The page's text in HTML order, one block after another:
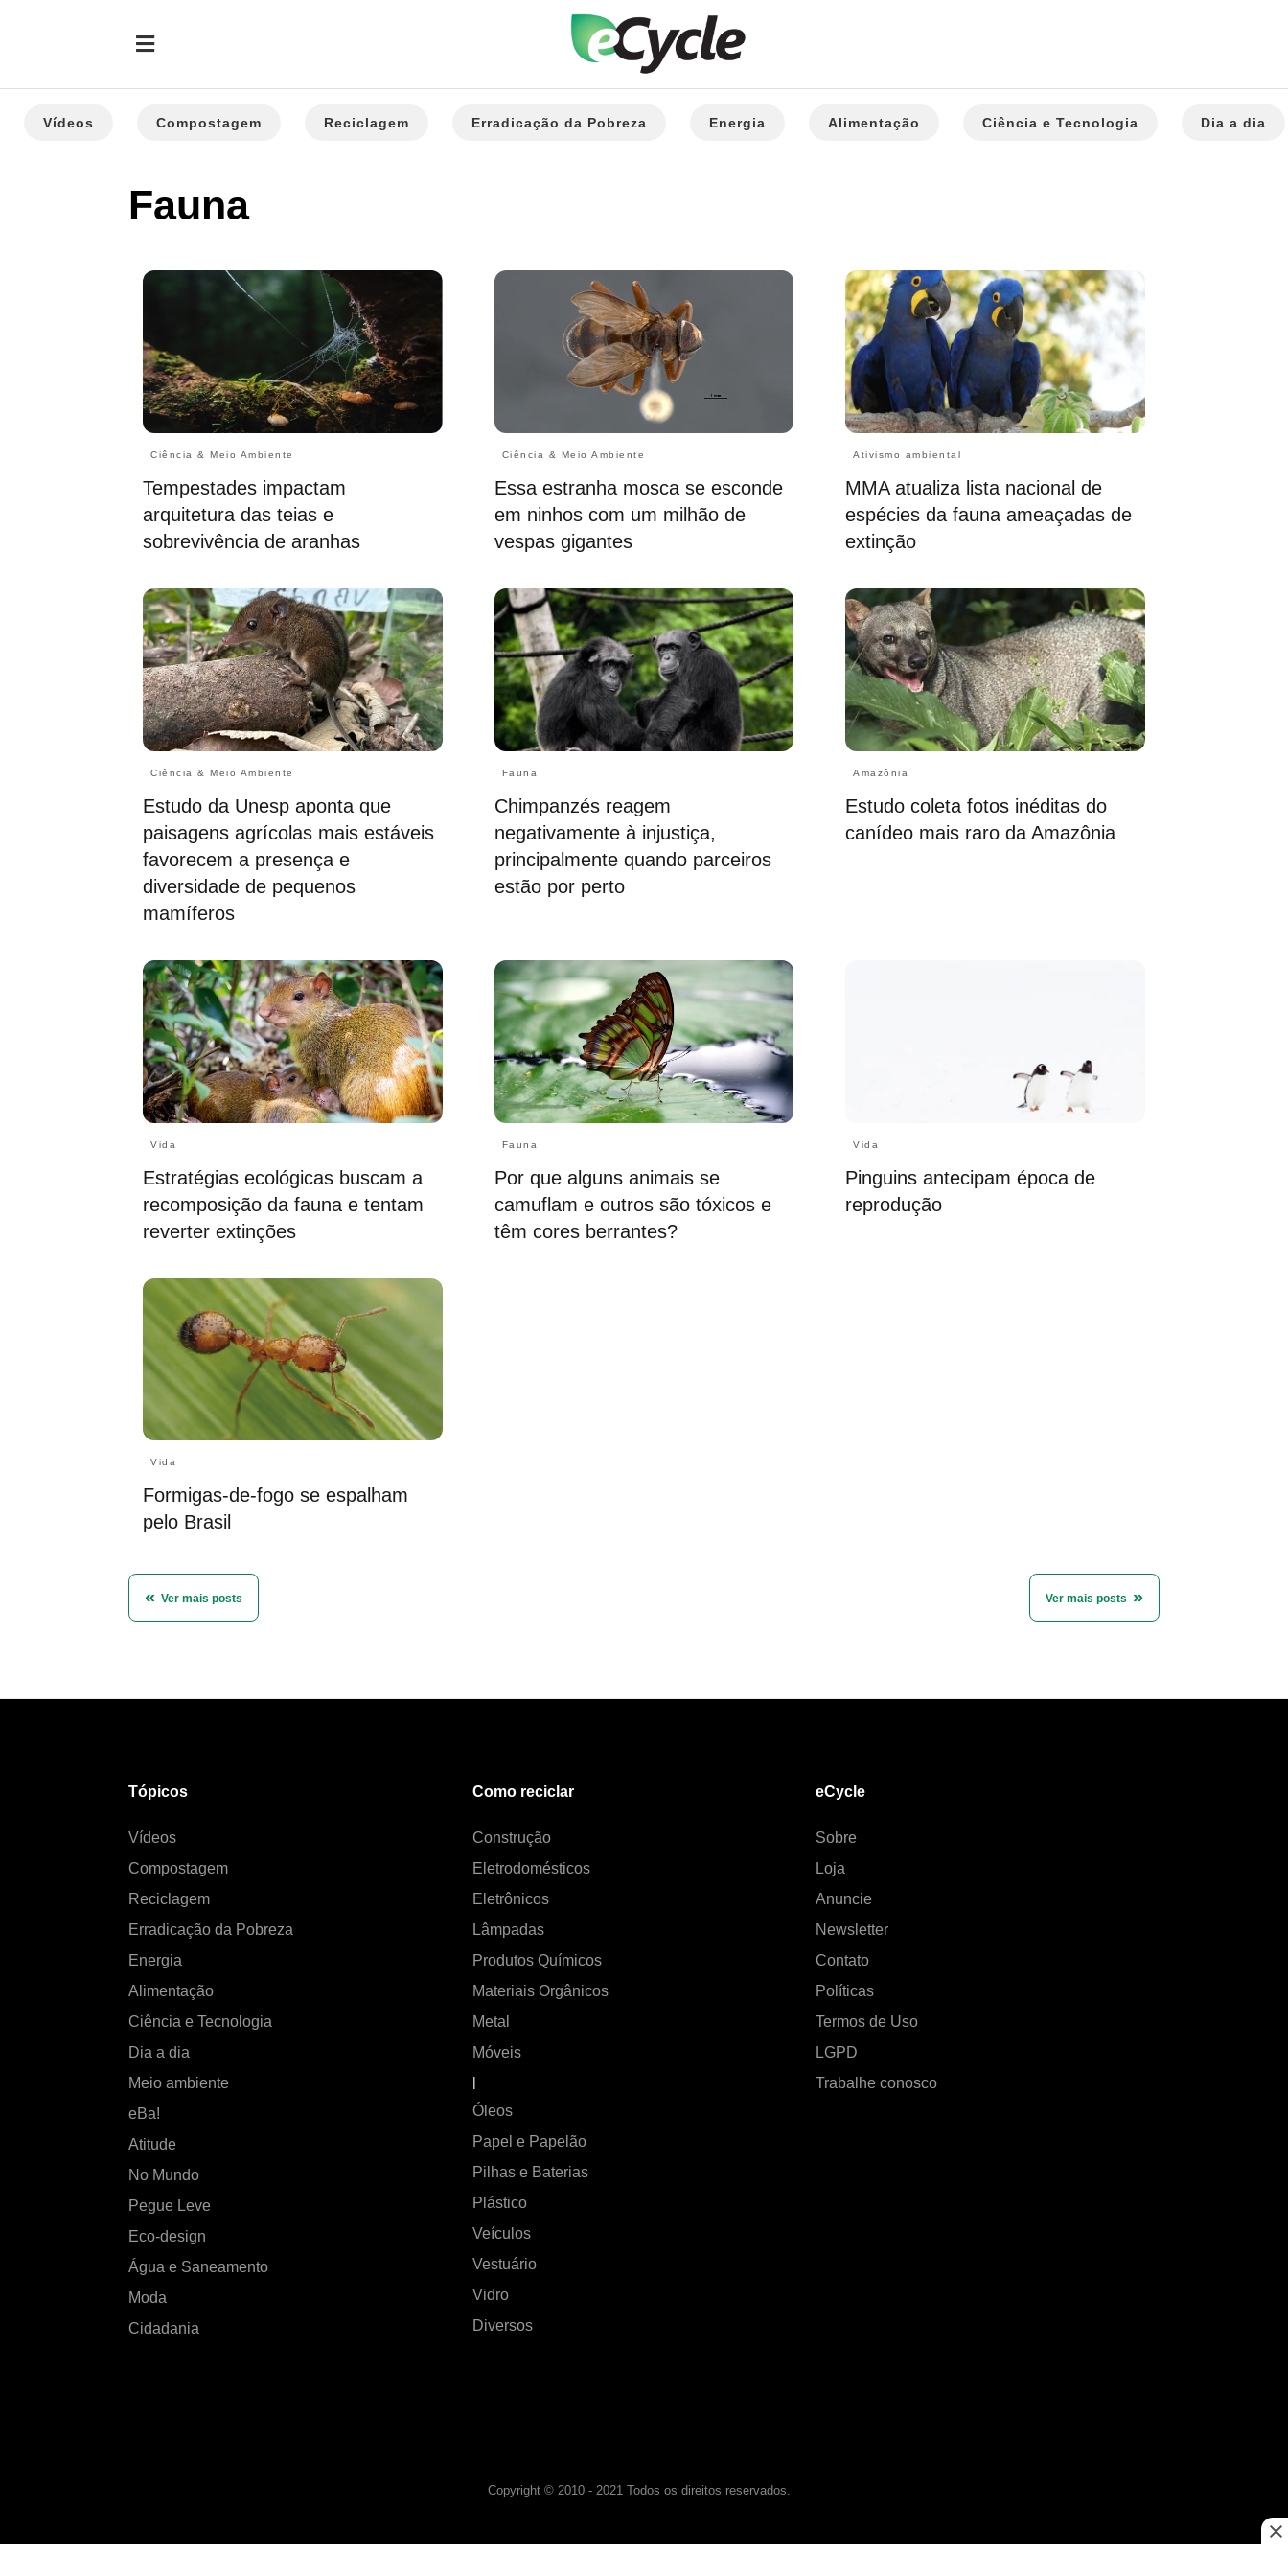
Vídeos Compostagem Reciclagem Erradicação da Pobreza Energia Alimentação Ciência e Tecnologia Dia a dia
Fauna
Ciência & Meio Ambiente
Tempestades impactam
arquitetura das teias e
sobrevivência de aranhas
Ciência & Meio Ambiente
Essa estranha mosca se esconde
em ninhos com um milhão de
vespas gigantes
Ativismo ambiental
MMA atualiza lista nacional de
espécies da fauna ameaçadas de
extinção
Ciência & Meio Ambiente
Estudo da Unesp aponta que
paisagens agrícolas mais estáveis
favorecem a presença e
diversidade de pequenos
mamíferos
Fauna
Chimpanzés reagem
negativamente à injustiça,
principalmente quando parceiros
estão por perto
Amazônia
Estudo coleta fotos inéditas do
canídeo mais raro da Amazônia
Vida
Estratégias ecológicas buscam a
recomposição da fauna e tentam
reverter extinções
Fauna
Por que alguns animais se
camuflam e outros são tóxicos e
têm cores berrantes?
Vida
Pinguins antecipam época de
reprodução
Vida
Formigas-de-fogo se espalham
pelo Brasil
Ver mais posts
Ver mais posts
Tópicos
Vídeos
Compostagem
Reciclagem
Erradicação da Pobreza
Energia
Alimentação
Ciência e Tecnologia
Dia a dia
Meio ambiente
eBa!
Atitude
No Mundo
Pegue Leve
Eco-design
Água e Saneamento
Moda
Cidadania
Como reciclar
Construção
Eletrodomésticos
Eletrônicos
Lâmpadas
Produtos Químicos
Materiais Orgânicos
Metal
Móveis
|
Óleos
Papel e Papelão
Pilhas e Baterias
Plástico
Veículos
Vestuário
Vidro
Diversos
eCycle
Sobre
Loja
Anuncie
Newsletter
Contato
Políticas
Termos de Uso
LGPD
Trabalhe conosco
Copyright © 2010 - 2021 Todos os direitos reservados.